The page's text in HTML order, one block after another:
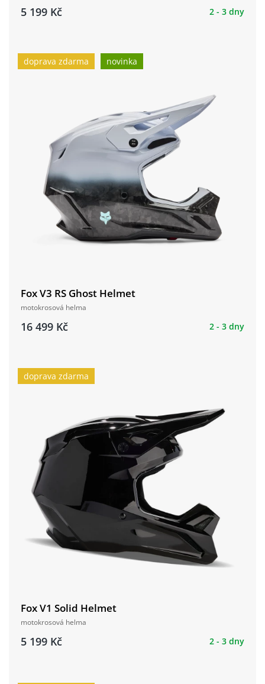
5 199 Kč 2 - 3 dny
doprava zdarma novinka
Fox V3 RS Ghost Helmet
motokrosová helma
16 499 Kč 2 - 3 dny
doprava zdarma
Fox V1 Solid Helmet
motokrosová helma
5 199 Kč 2 - 3 dny